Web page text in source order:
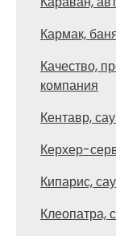
Кармак,
Качество,
компания
Кентавр,
Керхер-
Кипарис,
Клеопатра,